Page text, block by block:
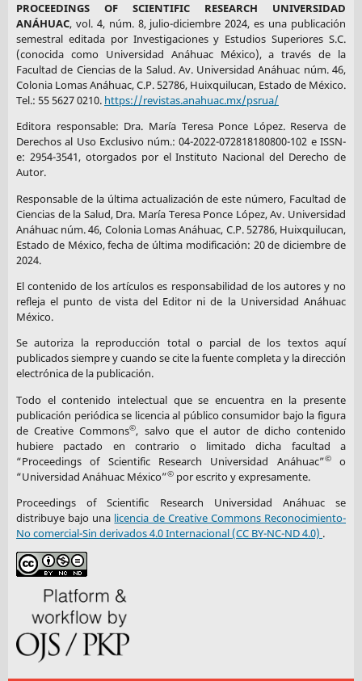
PROCEEDINGS OF SCIENTIFIC RESEARCH UNIVERSIDAD
ANÁHUAC, vol. 4, núm. 8, julio-diciembre 2024, es una publicación
semestral editada por Investigaciones y Estudios Superiores S.C.
(conocida como Universidad Anáhuac México), a través de la
Facultad de Ciencias de la Salud. Av. Universidad Anáhuac núm. 46,
Colonia Lomas Anáhuac, C.P. 52786, Huixquilucan, Estado de México.
Tel.: 55 5627 0210. https://revistas.anahuac.mx/psrua/
Editora responsable: Dra. María Teresa Ponce López. Reserva de
Derechos al Uso Exclusivo núm.: 04-2022-072818180800-102 e ISSN-
e: 2954-3541, otorgados por el Instituto Nacional del Derecho de
Autor.
Responsable de la última actualización de este número, Facultad de
Ciencias de la Salud, Dra. María Teresa Ponce López, Av. Universidad
Anáhuac núm. 46, Colonia Lomas Anáhuac, C.P. 52786, Huixquilucan,
Estado de México, fecha de última modificación: 20 de diciembre de
2024.
El contenido de los artículos es responsabilidad de los autores y no
refleja el punto de vista del Editor ni de la Universidad Anáhuac
México.
Se autoriza la reproducción total o parcial de los textos aquí
publicados siempre y cuando se cite la fuente completa y la dirección
electrónica de la publicación.
Todo el contenido intelectual que se encuentra en la presente
publicación periódica se licencia al público consumidor bajo la figura
de Creative Commons©, salvo que el autor de dicho contenido
hubiere pactado en contrario o limitado dicha facultad a
“Proceedings of Scientific Research Universidad Anáhuac”©o
“Universidad Anáhuac México”©por escrito y expresamente.
Proceedings of Scientific Research Universidad Anáhuac se
distribuye bajo una licencia de Creative Commons Reconocimiento-
No comercial-Sin derivados 4.0 Internacional (CC BY-NC-ND 4.0) .